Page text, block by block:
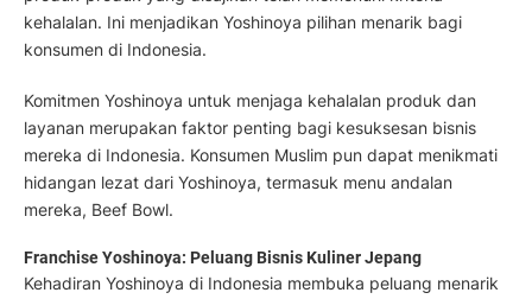
kehalalan. Ini menjadikan Yoshinoya pilihan menarik bagi
konsumen di Indonesia.
Komitmen Yoshinoya untuk menjaga kehalalan produk dan
layanan merupakan faktor penting bagi kesuksesan bisnis
mereka di Indonesia. Konsumen Muslim pun dapat menikmati
hidangan lezat dari Yoshinoya, termasuk menu andalan
mereka, Beef Bowl.
Franchise Yoshinoya: Peluang Bisnis Kuliner Jepang
Kehadiran Yoshinoya di Indonesia membuka peluang menarik